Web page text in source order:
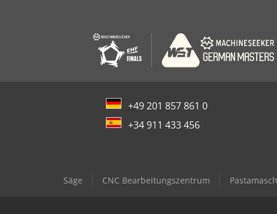
+49 201 857 861 0
+34 911 433 456
Säge CNC Bearbeitungszentrum